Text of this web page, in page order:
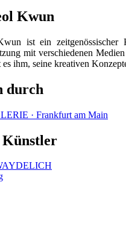
Kwun
ist ein
mit verschiedenen
ihm, seine kreativen
durch
· Frankfurt am Main